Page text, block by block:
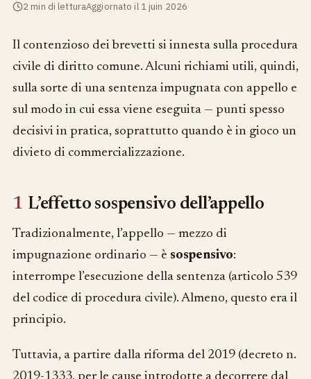
2 min di letturaAggiornato il 1 juin 2026
Il contenzioso dei brevetti si innesta sulla procedura
civile di diritto comune. Alcuni richiami utili, quindi,
sulla sorte di una sentenza impugnata con appello e
sul modo in cui essa viene eseguita — punti spesso
decisivi in pratica, soprattutto quando è in gioco un
divieto di commercializzazione.
1 L’effetto sospensivo dell’appello
Tradizionalmente, l’appello — mezzo di
impugnazione ordinario — è sospensivo:
interrompe l’esecuzione della sentenza (articolo 539
del codice di procedura civile). Almeno, questo era il
principio.
Tuttavia, a partire dalla riforma del 2019 (decreto n.